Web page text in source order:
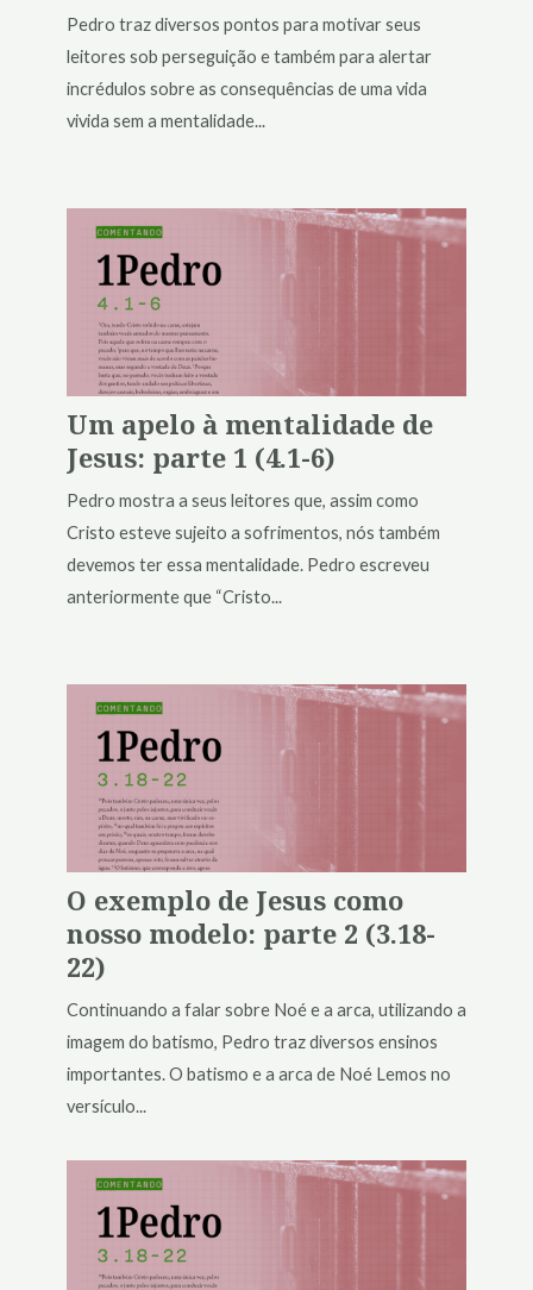
Pedro traz diversos pontos para motivar seus
leitores sob perseguição e também para alertar
incrédulos sobre as consequências de uma vida
vivida sem a mentalidade...
Um apelo à mentalidade de
Jesus: parte 1 (4.1-6)
Pedro mostra a seus leitores que, assim como
Cristo esteve sujeito a sofrimentos, nós também
devemos ter essa mentalidade. Pedro escreveu
anteriormente que “Cristo...
O exemplo de Jesus como
nosso modelo: parte 2 (3.18-
22)
Continuando a falar sobre Noé e a arca, utilizando a
imagem do batismo, Pedro traz diversos ensinos
importantes. O batismo e a arca de Noé Lemos no
versículo...